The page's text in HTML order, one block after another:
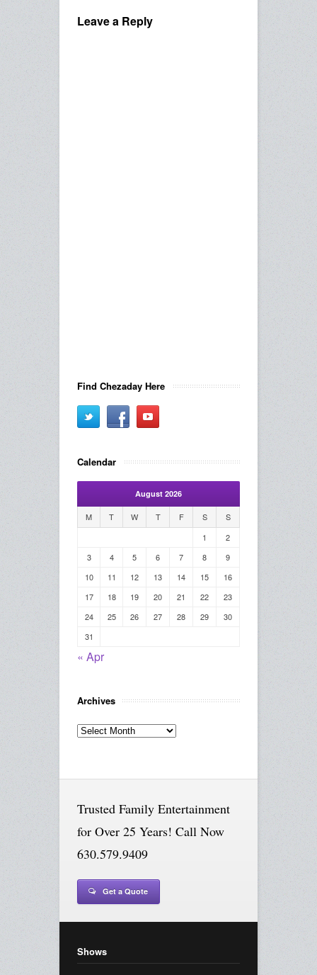
Leave a Reply
Find Chezaday Here
Calendar
August 2026
M T W T F S
S
1
2
3
4 5 6 7 8
9
10
11 12 13 14 15
16
17
18 19 20 21 22
23
24
25 26 27 28 29
30
31
« Apr
Archives
Archives
Trusted Family Entertainment
for Over 25 Years! Call Now
630.579.9409
Get a Quote
Shows